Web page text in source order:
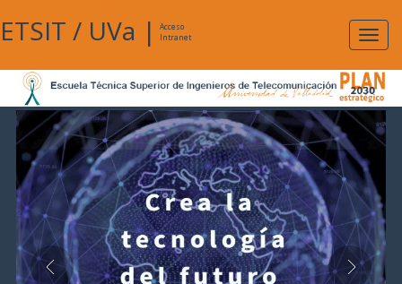
ETSIT / UVa |
Acceso
Intranet